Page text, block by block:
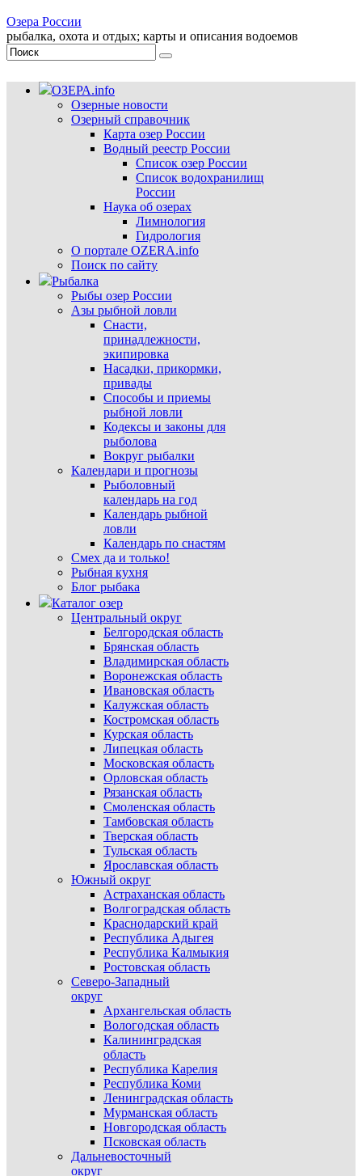
Озера России
рыбалка, охота и отдых; карты и описания водоемов
ОЗЕРА.info
Озерные новости
Озерный справочник
Карта озер России
Водный реестр России
Список озер России
Список водохранилищ
России
Наука об озерах
Лимнология
Гидрология
О портале OZERA.info
Поиск по сайту
Рыбалка
Рыбы озер России
Азы рыбной ловли
Снасти,
принадлежности,
экипировка
Насадки, прикормки,
привады
Способы и приемы
рыбной ловли
Кодексы и законы для
рыболова
Вокруг рыбалки
Календари и прогнозы
Рыболовный
календарь на год
Календарь рыбной
ловли
Календарь по снастям
Смех да и только!
Рыбная кухня
Блог рыбака
Каталог озер
Центральный округ
Белгородская область
Брянская область
Владимирская область
Воронежская область
Ивановская область
Калужская область
Костромская область
Курская область
Липецкая область
Московская область
Орловская область
Рязанская область
Смоленская область
Тамбовская область
Тверская область
Тульская область
Ярославская область
Южный округ
Астраханская область
Волгоградская область
Краснодарский край
Республика Адыгея
Республика Калмыкия
Ростовская область
Северо-Западный
округ
Архангельская область
Вологодская область
Калининградская
область
Республика Карелия
Республика Коми
Ленинградская область
Мурманская область
Новгородская область
Псковская область
Дальневосточный
округ